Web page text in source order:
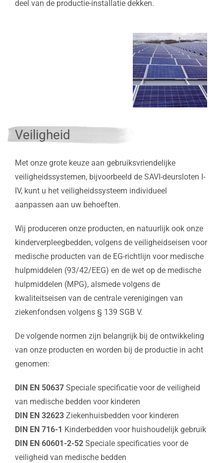
deel van de productie-installatie dekken.
Veiligheid
Met onze grote keuze aan gebruiksvriendelijke
veiligheidssystemen, bijvoorbeeld de SAVI-deursloten I-
IV, kunt u het veiligheidssysteem individueel
aanpassen aan uw behoeften.
Wij produceren onze producten, en natuurlijk ook onze
kinderverpleegbedden, volgens de veiligheidseisen voor
medische producten van de EG-richtlijn voor medische
hulpmiddelen (93/42/EEG) en de wet op de medische
hulpmiddelen (MPG), alsmede volgens de
kwaliteitseisen van de centrale verenigingen van
ziekenfondsen volgens § 139 SGB V.
De volgende normen zijn belangrijk bij de ontwikkeling
van onze producten en worden bij de productie in acht
genomen:
DIN EN 50637 Speciale specificatie voor de veiligheid
van medische bedden voor kinderen
DIN EN 32623 Ziekenhuisbedden voor kinderen
DIN EN 716-1 Kinderbedden voor huishoudelijk gebruik
DIN EN 60601-2-52 Speciale specificaties voor de
veiligheid van medische bedden